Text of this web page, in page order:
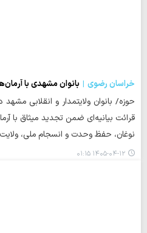
خراسان رضوی
بانوان مشهدی با
حوزه/ بانوان ولایتمدار و انقلابی
قرائت بیانیه‌ای ضمن تجدید میثاق با
نوغان، حفظ وحدت و انسجام ملی،
۱۴۰۵-۰۴-۱۲ ۰۱:۱۵